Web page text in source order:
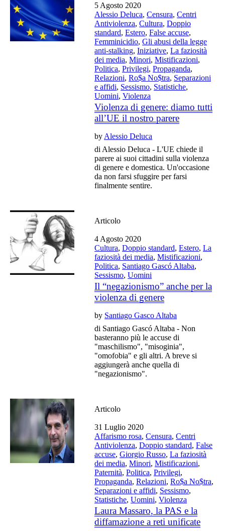
5 Agosto 2020
Alessio Deluca,Censura,Centri
Antiviolenza,Cultura,Doppio
standard,Estero,False accuse,
Femminicidio,Gli abusi della legge
anti-stalking,Iniziative,La faziosità
dei media,Minori,Mistificazioni,
Politica,Privilegi,Propaganda,
Relazioni,Ro$a No$tra, Separazioni
e affidi, Sessismo, Statistiche,
Uomini,Violenza
Violenza di genere: diamo tutti
all’UE il nostro parere
by Alessio Deluca
di Alessio Deluca - L'UE chiede il
parere ai suoi cittadini sulla violenza
di genere e domestica. Un'occasione
da non farsi sfuggire per farsi
finalmente sentire.
Articolo
4 Agosto 2020
Cultura,Doppio standard,Estero,La
faziosità dei media,Mistificazioni,
Politica, Santiago Gascó Altaba,
Sessismo,Uomini
Il “negazionismo” anche per la
violenza di genere
by Santiago Gasco Altaba
di Santiago Gascó Altaba - Non
basteranno più le accuse di
"maschilismo", "misoginia",
"omofobia" e gli altri. A breve si
aggiungerà anche quella di
"negazionismo".
Articolo
31 Luglio 2020
Affarismo rosa,Censura,Centri
Antiviolenza,Doppio standard,False
accuse,Giorgio Russo,La faziosità
dei media,Minori,Mistificazioni,
Paternità,Politica,Privilegi,
Propaganda,Relazioni,Ro$a No$tra,
Separazioni e affidi, Sessismo,
Statistiche,Uomini,Violenza
Laura Massaro, la PAS e la
diffamazione a reti unificate